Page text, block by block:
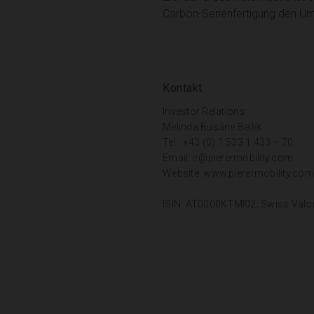
Carbon-Serienfertigung den
Kontakt
Investor Relations
Melinda Busáné Bellér
Tel.: +43 (0) 1 533 1 433 – 70
Email:
ir@pierermobility.com
Website:
www.pierermobility.com
ISIN: AT0000KTMI02; Swiss